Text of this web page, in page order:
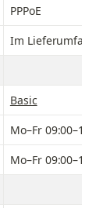
PPPoE
Im Lieferumfang
Basic
Mo–Fr
Mo–Fr